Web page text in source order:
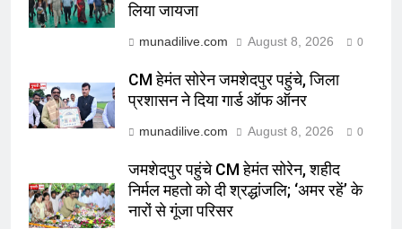
लिया जायजा
munadilive.com August 8, 2026 0
CM हेमंत सोरेन जमशेदपुर पहुंचे, जिला
प्रशासन ने दिया गार्ड ऑफ ऑनर
munadilive.com August 8, 2026 0
जमशेदपुर पहुंचे CM हेमंत सोरेन, शहीद
निर्मल महतो को दी श्रद्धांजलि; ‘अमर रहें’ के
नारों से गूंजा परिसर